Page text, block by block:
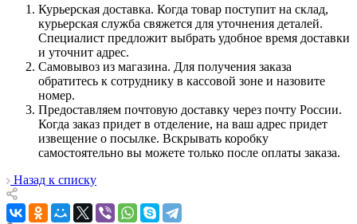
Курьерская доставка. Когда товар поступит на склад,
курьерская служба свяжется для уточнения деталей.
Специалист предложит выбрать удобное время доставки
и уточнит адрес.
Самовывоз из магазина. Для получения заказа
обратитесь к сотруднику в кассовой зоне и назовите
номер.
Предоставляем почтовую доставку через почту России.
Когда заказ придет в отделение, на ваш адрес придет
извещение о посылке. Вскрывать коробку
самостоятельно вы можете только после оплаты заказа.
Назад к списку